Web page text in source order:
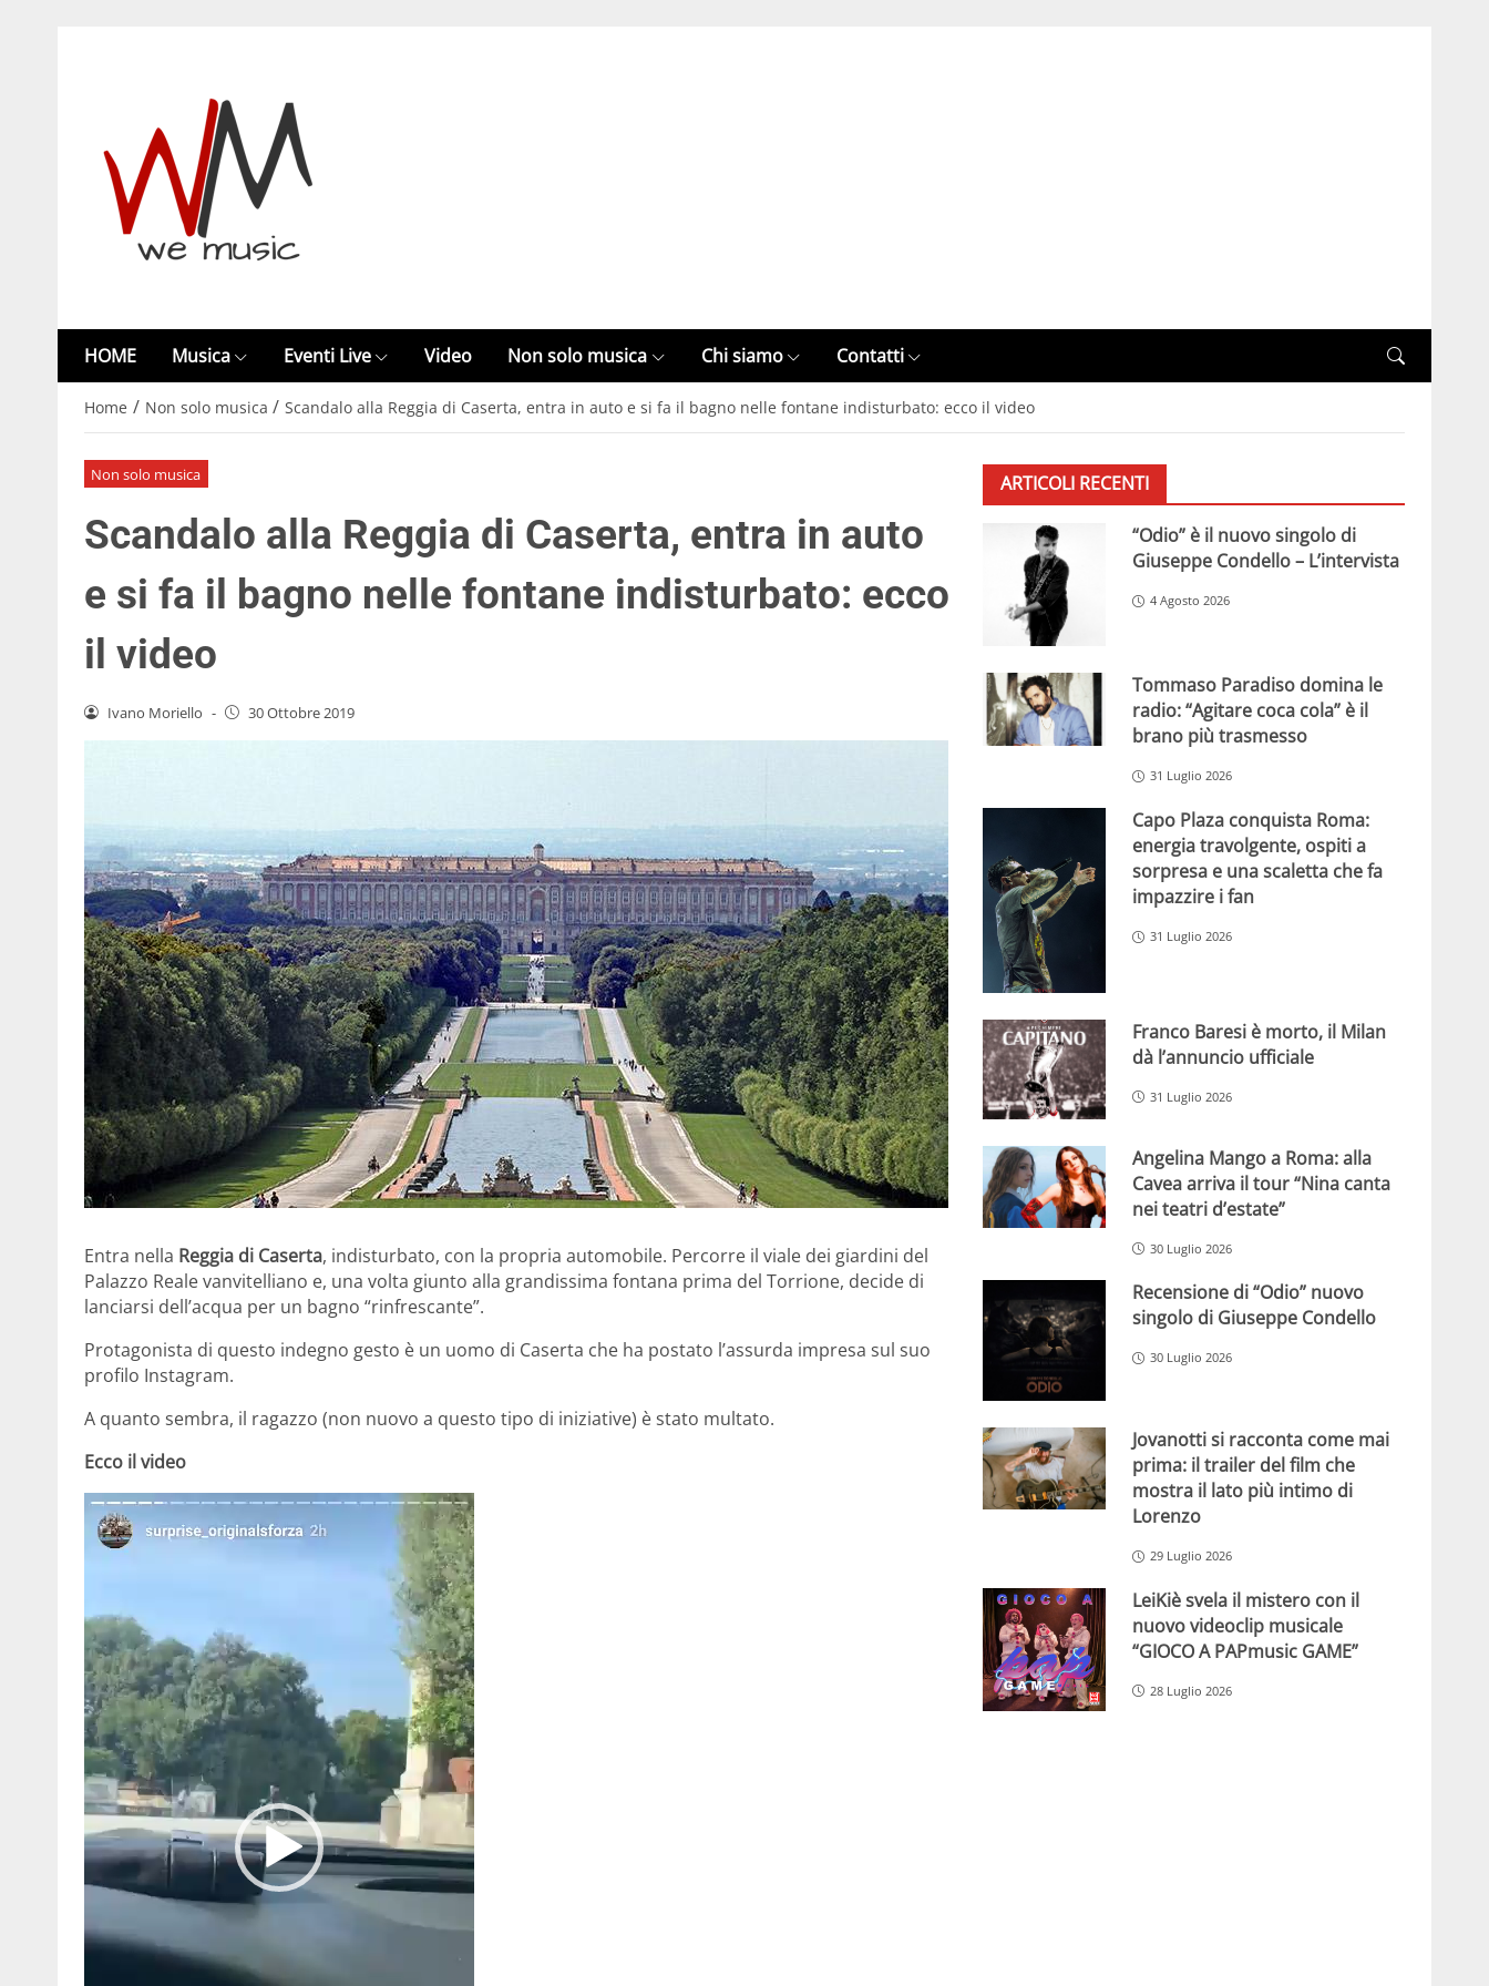
HOME Musica Eventi Live Video Non solo musica Chi siamo Contatti
Home / Non solo musica / Scandalo alla Reggia di Caserta, entra in auto e si fa il bagno nelle fontane indisturbato: ecco il video
Non solo musica
Scandalo alla Reggia di Caserta, entra in auto
e si fa il bagno nelle fontane indisturbato: ecco
il video
Ivano Moriello - 30 Ottobre 2019
Entra nella Reggia di Caserta, indisturbato, con la propria automobile. Percorre il viale dei giardini del
Palazzo Reale vanvitelliano e, una volta giunto alla grandissima fontana prima del Torrione, decide di
lanciarsi dell’acqua per un bagno “rinfrescante”.
Protagonista di questo indegno gesto è un uomo di Caserta che ha postato l’assurda impresa sul suo
profilo Instagram.
A quanto sembra, il ragazzo (non nuovo a questo tipo di iniziative) è stato multato.
Ecco il video
Video
Player
ARTICOLI RECENTI
“Odio” è il nuovo singolo di
Giuseppe Condello – L’intervista
4 Agosto 2026
Tommaso Paradiso domina le
radio: “Agitare coca cola” è il
brano più trasmesso
31 Luglio 2026
Capo Plaza conquista Roma:
energia travolgente, ospiti a
sorpresa e una scaletta che fa
impazzire i fan
31 Luglio 2026
Franco Baresi è morto, il Milan
dà l’annuncio ufficiale
31 Luglio 2026
Angelina Mango a Roma: alla
Cavea arriva il tour “Nina canta
nei teatri d’estate”
30 Luglio 2026
Recensione di “Odio” nuovo
singolo di Giuseppe Condello
30 Luglio 2026
Jovanotti si racconta come mai
prima: il trailer del film che
mostra il lato più intimo di
Lorenzo
29 Luglio 2026
LeiKiè svela il mistero con il
nuovo videoclip musicale
“GIOCO A PAPmusic GAME”
28 Luglio 2026